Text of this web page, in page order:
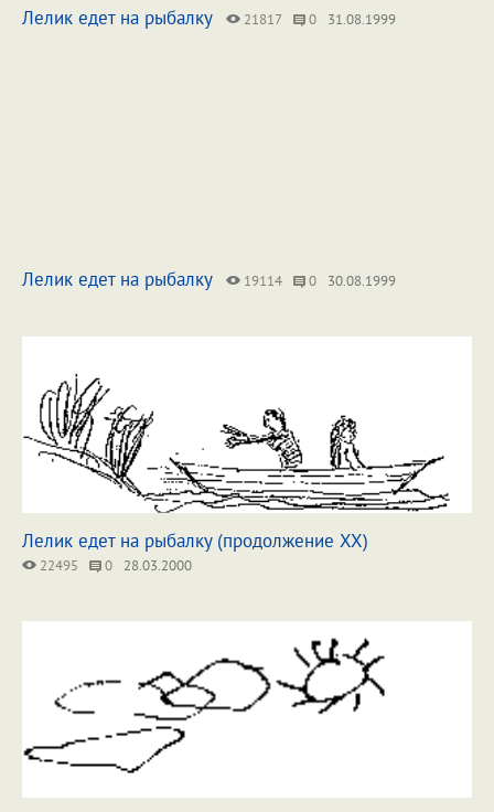
Лелик едет на рыбалку 21817 0 31.08.1999
Лелик едет на рыбалку 19114 0 30.08.1999
Лелик едет на рыбалку (продолжение XX)
22495 0 28.03.2000